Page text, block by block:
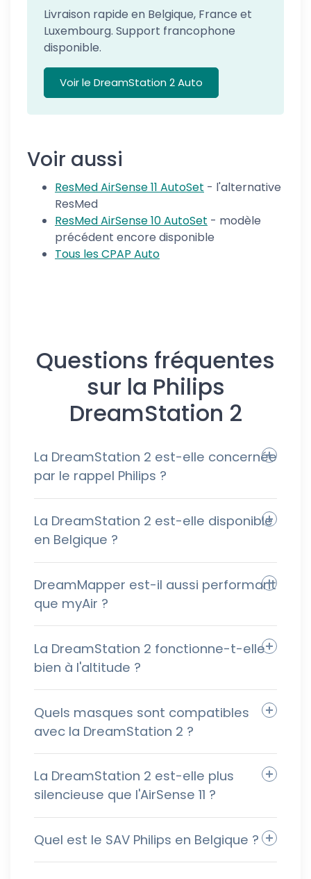
Livraison rapide en Belgique, France et
Luxembourg. Support francophone
disponible.
Voir le DreamStation 2 Auto
Voir aussi
ResMed AirSense 11 AutoSet - l'alternative
ResMed
ResMed AirSense 10 AutoSet - modèle
précédent encore disponible
Tous les CPAP Auto
Questions fréquentes
sur la Philips
DreamStation 2
La DreamStation 2 est-elle concernée
par le rappel Philips ?
La DreamStation 2 est-elle disponible
en Belgique ?
DreamMapper est-il aussi performant
que myAir ?
La DreamStation 2 fonctionne-t-elle
bien à l'altitude ?
Quels masques sont compatibles
avec la DreamStation 2 ?
La DreamStation 2 est-elle plus
silencieuse que l'AirSense 11 ?
Quel est le SAV Philips en Belgique ?